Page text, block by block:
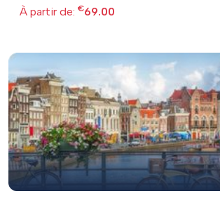
À partir de: €69.00